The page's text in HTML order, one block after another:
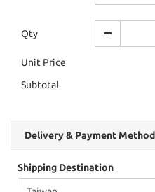
Qty
Unit Price
Subtotal
Delivery & Payment Method
Shipping Destination